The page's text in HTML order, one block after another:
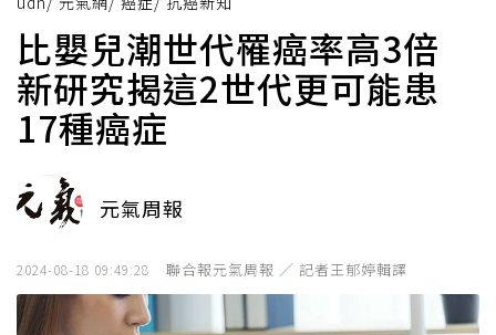
比嬰兒潮世代罹癌率高3倍
新研究揭這2世代更可能患
17種癌症
元氣周報
2024-08-18 09:49:28 聯合報元氣周報 ／ 記者王郁婷輯譯